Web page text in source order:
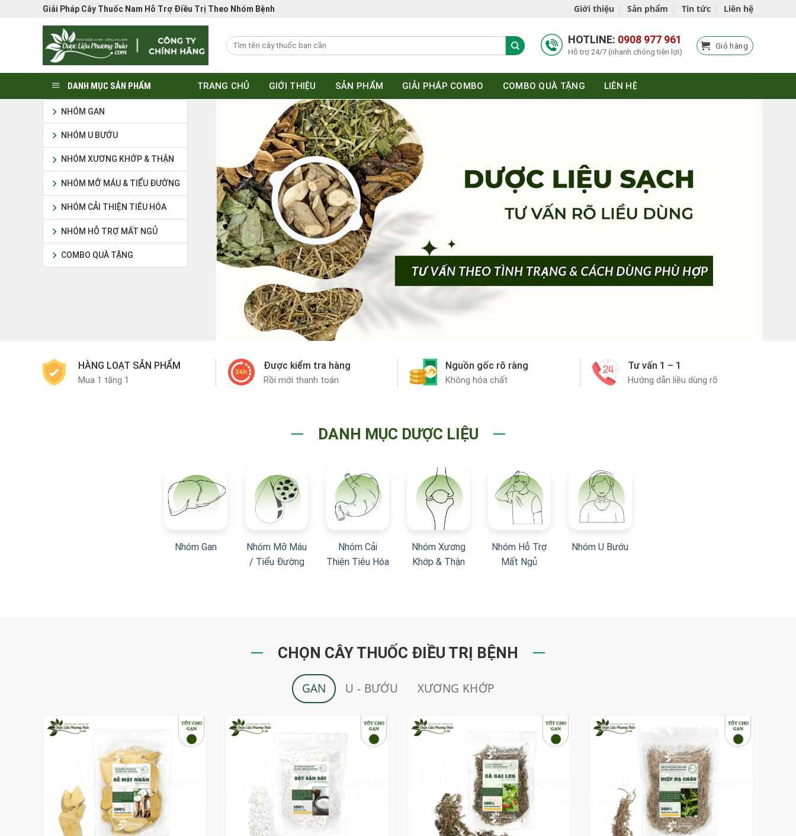
Giải Pháp Cây Thuốc Nam Hỗ Trợ Điều Trị Theo Nhóm Bệnh Giới thiệu Sản phẩm Tin tức Liên hệ
HOTLINE: 0908 977 961
Hỗ trợ 24/7 (nhanh chóng tiện lợi)
Giỏ hàng
DANH MỤC SẢN PHẨM
NHÓM GAN
NHÓM U BƯỚU
NHÓM XƯƠNG KHỚP & THẬN
NHÓM MỠ MÁU & TIỂU ĐƯỜNG
NHÓM CẢI THIỆN TIÊU HÓA
NHÓM HỖ TRỢ MẤT NGỦ
COMBO QUÀ TẶNG
TRANG CHỦ GIỚI THIỆU SẢN PHẨM GIẢI PHÁP COMBO COMBO QUÀ TẶNG LIÊN HỆ
HÀNG LOẠT SẢN PHẨM
Mua 1 tặng 1
Được kiểm tra hàng
Rồi mới thanh toán
Nguồn gốc rõ ràng
Không hóa chất
Tư vấn 1 – 1
Hướng dẫn liều dùng rõ
DANH MỤC DƯỢC LIỆU
Nhóm Gan
Nhóm Mỡ Máu
/ Tiểu Đường
Nhóm Cải
Thiện Tiêu Hóa
Nhóm Xương
Khớp & Thận
Nhóm Hỗ Trợ
Mất Ngủ
Nhóm U Bướu
CHỌN CÂY THUỐC ĐIỀU TRỊ BỆNH
GAN U - BƯỚU XƯƠNG KHỚP